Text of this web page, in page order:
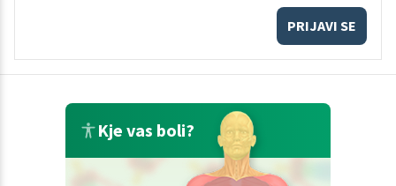
PRIJAVI SE
Kje vas boli?